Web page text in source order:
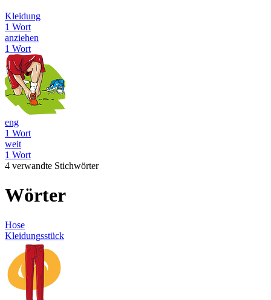
Kleidung
1 Wort
anziehen
1 Wort
eng
1 Wort
weit
1 Wort
4 verwandte Stichwörter
Wörter
Hose
Kleidungsstück